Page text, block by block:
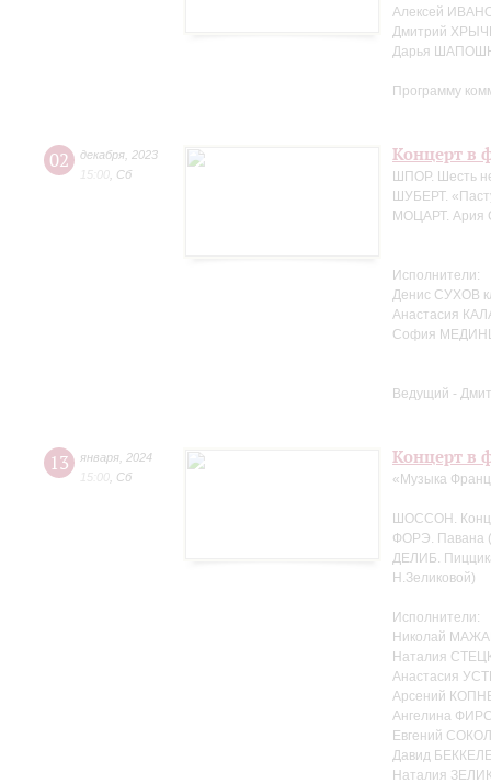
Алексей
Дмитрий
Дарья
Программу
02 декабря 2023
15:00 Сб
Концерт в
ШПОР. Шесть
ШУБЕРТ.
МОЦАРТ. Ария
Исполнители:
Денис СУХОВ
Анастасия
София
Ведущий -
13 января 2024
15:00 Сб
Концерт в
«Музыка
ШОССОН.
ФОРЭ. Павана
ДЕЛИБ.
Н.Зеликовой)
Исполнители:
Николай
Наталия
Анастасия
Арсений
Ангелина
Евгений
Давид
Наталия